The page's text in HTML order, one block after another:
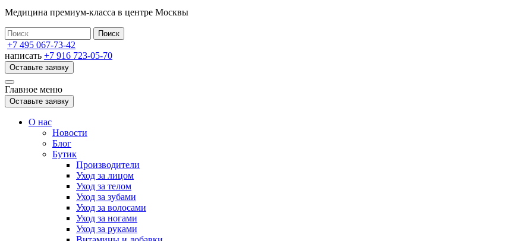
Медицина премиум-класса в центре Москвы
+7 495 067-73-42
написать +7 916 723-05-70
Оставьте заявку
Главное меню
Оставьте заявку
О нас
Новости
Блог
Бутик
Производители
Уход за лицом
Уход за телом
Уход за зубами
Уход за волосами
Уход за ногами
Уход за руками